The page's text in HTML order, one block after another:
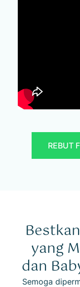
REBUT
yang
dan
Semoga